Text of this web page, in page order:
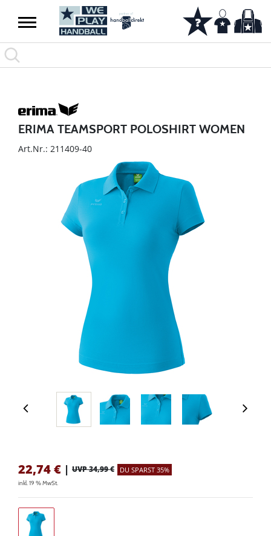
ERIMA TEAMSPORT POLOSHIRT WOMEN
Art.Nr.: 211409-40
22,74€ | UVP 34,99 € DU SPARST 35%
inkl. 19 % MwSt.